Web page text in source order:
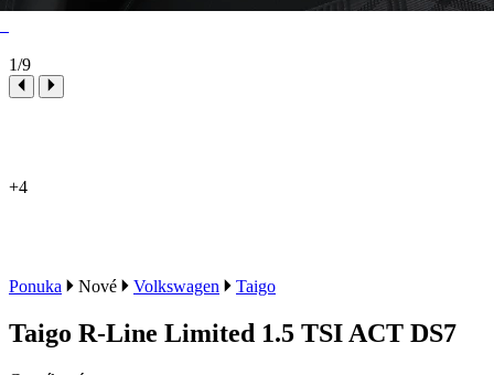
1/9
+4
Ponuka Nové Volkswagen Taigo
Taigo R-Line Limited 1.5 TSI ACT DS7